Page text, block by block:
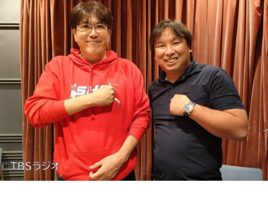
お知らせ
イベント・グッズ
YouTube
会社情報